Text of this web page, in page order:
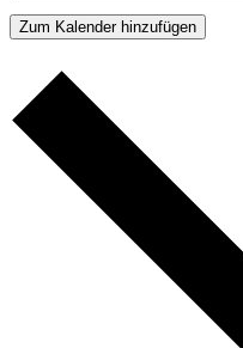
Zum Kalender hinzufügen